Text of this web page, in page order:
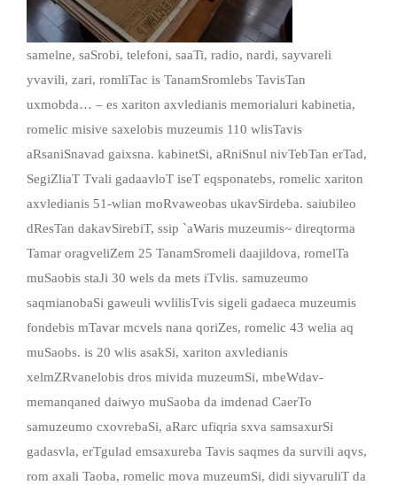
samelne, saSrobi, telefoni, saaTi, radio, nardi, sayvareli
yvavili, zari, romliTac is TanamSromlebs TavisTan
uxmobda… – es xariton axvledianis memorialuri kabinetia,
romelic misive saxelobis muzeumis 110 wlisTavis
aRsaniSnavad gaixsna. kabinetSi, aRniSnul nivTebTan erTad,
SegiZliaT Tvali gadaavloT iseT eqsponatebs, romelic xariton
axvledianis 51-wlian moRvaweobas ukavSirdeba. saiubileo
dResTan dakavSirebiT, ssip `aWaris muzeumis~ direqtorma
Tamar oragveliZem 25 TanamSromeli daajildova, romelTa
muSaobis staJi 30 wels da mets iTvlis. samuzeumo
saqmianobaSi gaweuli wvlilisTvis sigeli gadaeca muzeumis
fondebis mTavar mcvels nana qoriZes, romelic 43 welia aq
muSaobs. is 20 wlis asakSi, xariton axvledianis
xelmZRvanelobis dros mivida muzeumSi, mbeWdav-
memanqaned daiwyo muSaoba da imdenad CaerTo
samuzeumo cxovrebaSi, aRarc ufiqria sxva samsaxurSi
gadasvla, erTgulad emsaxureba Tavis saqmes da survili aqvs,
rom axali Taoba, romelic mova muzeumSi, didi siyvaruliT da